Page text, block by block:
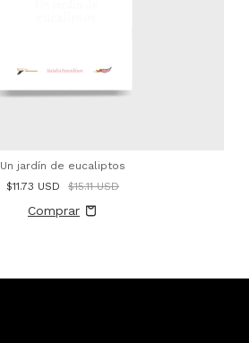
Un jardín de eucaliptos
$11.73 USD
$15.11 USD